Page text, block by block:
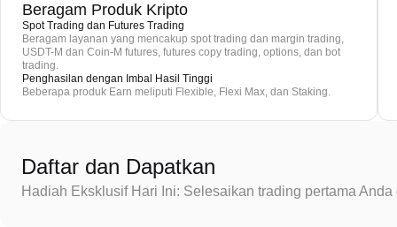
Beragam Produk Kripto
Spot Trading dan Futures Trading
Beragam layanan yang mencakup spot trading dan margin trading,
USDT-M dan Coin-M futures, futures copy trading, options, dan bot
trading.
Penghasilan dengan Imbal Hasil Tinggi
Beberapa produk Earn meliputi Flexible, Flexi Max, dan Staking.
Daftar dan Dapatkan
Hadiah Eksklusif Hari Ini: Selesaikan trading pertama